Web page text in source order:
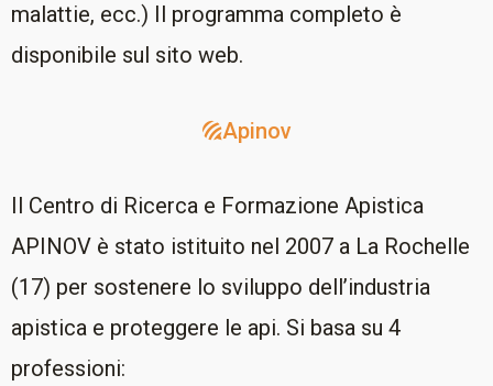
malattie, ecc.) Il programma completo è
disponibile sul sito web.
Apinov
Il Centro di Ricerca e Formazione Apistica
APINOV è stato istituito nel 2007 a La Rochelle
(17) per sostenere lo sviluppo dell’industria
apistica e proteggere le api. Si basa su 4
professioni: